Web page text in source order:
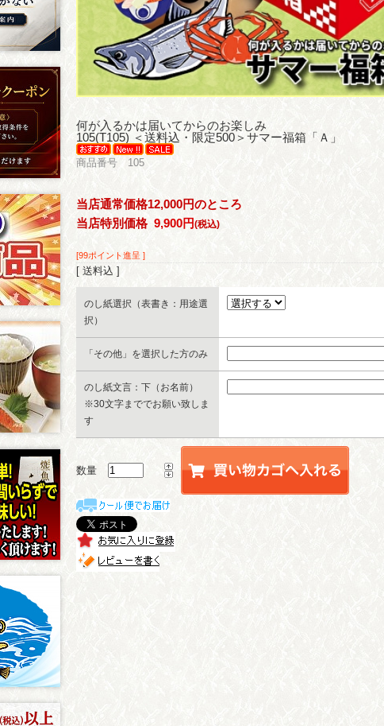
何が入るかは届いてからのお楽しみ
105(T105) ＜送料込・限定500＞サマー福箱「Ａ」
商品番号 105
当店通常価格12,000円のところ
当店特別価格 9,900円(税込)
[99ポイント進呈 ]
[ 送料込 ]
のし紙選択（表書き：用途選
択）
「その他」を選択した方のみ
のし紙文言：下（お名前）
※30文字まででお願い致しま
す
数量